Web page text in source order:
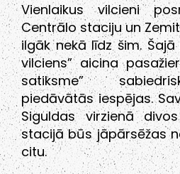
Vienlaikus vilcieni
Centrālo staciju un
ilgāk nekā līdz šim. Šajā
vilciens” aicina
satiksme”
piedāvātās iespējas.
Siguldas virzienā
stacijā būs jāpārsēžas
citu.